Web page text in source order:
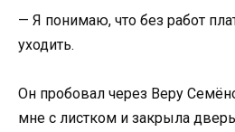
— Я понимаю, что без работ
уходить.
Он пробовал через Веру
мне с листком и закрыла